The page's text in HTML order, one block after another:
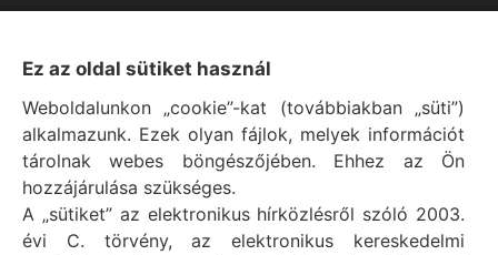
Impresszum
Vál Község Önkormányzat hivatalos honlapja
Vál Község Önkormányzat © 1996 - 2020
Adószám: 15727079-2-07
Adatvédelmi tájékoztató
Felelős: Bechtold Tamás polgármester
Ez az oldal sütiket használ
Weboldalunkon „cookie”-kat (továbbiakban „süti”)
alkalmazunk. Ezek olyan fájlok, melyek információt
tárolnak webes böngészőjében. Ehhez az Ön
hozzájárulása szükséges.
A „sütiket” az elektronikus hírközlésről szóló 2003.
évi C. törvény, az elektronikus kereskedelmi